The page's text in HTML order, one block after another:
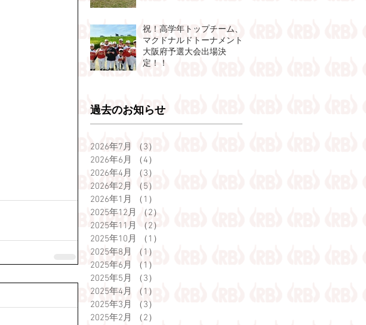
祝！高学年トップチーム、
マクドナルドトーナメント
大阪府予選大会出場決
定！！
過去のお知らせ
2026年7月 （3）
2026年6月
（4）
2026年4月
（3）
2026年2月
（5）
2026年1月
（1）
2025年12月
（2）
2025年11月
（2）
2025年10月
（1）
2025年8月
（1）
2025年6月
（1）
2025年5月
（3）
2025年4月
（1）
2025年3月
（3）
2025年2月
（2）